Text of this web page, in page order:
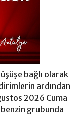
bağlı olarak
ardından
2026 Cuma
grubunda